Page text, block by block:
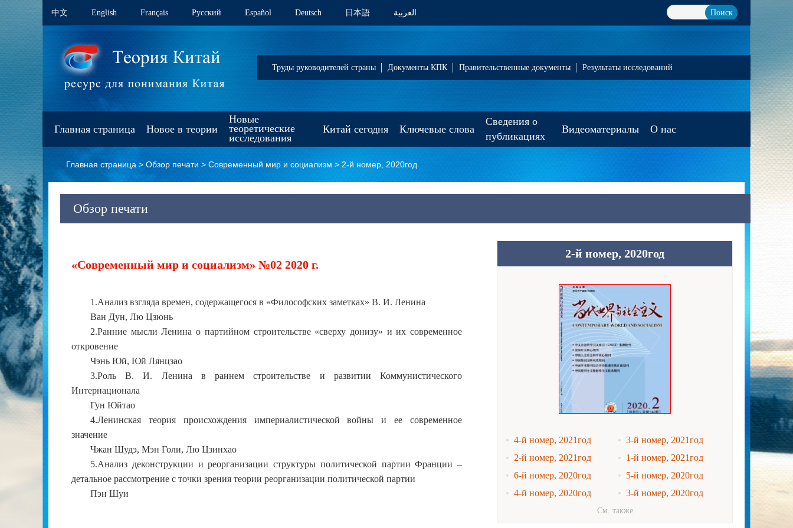
中文 English Français Pусский Español Deutsch 日本語 العربية Поиск
Труды руководителей страны Документы КПК Правительственные документы Результаты исследований
Главная страница Новое в теории
Новые
теоретические
исследования
Китай сегодня Ключевые слова
Сведения о
публикациях
Видеоматериалы О нас
Главная страница > Обзор печати > Современный мир и социализм > 2-й номер, 2020год
Обзор печати
«Современный мир и социализм» №02 2020 г.
1.Анализ взгляда времен, содержащегося в «Философских заметках» В. И. Ленина
Ван Дун, Лю Цзюнь
2.Ранние мысли Ленина о партийном строительстве «сверху донизу» и их современное
откровение
Чэнь Юй, Юй Лянцзао
3.Роль В. И. Ленина в раннем строительстве и развитии Коммунистического
Интернационала
Гун Юйтао
4.Ленинская теория происхождения империалистической войны и ее современное
значение
Чжан Шудэ, Мэн Голи, Лю Цзинхао
5.Анализ деконструкции и реорганизации структуры политической партии Франции –
детальное рассмотрение с точки зрения теории реорганизации политической партии
Пэн Шуи
2-й номер, 2020год
4-й номер, 2021год
3-й номер, 2021год
2-й номер, 2021год
1-й номер, 2021год
6-й номер, 2020год
5-й номер, 2020год
4-й номер, 2020год
3-й номер, 2020год
1-й номер, 2020год
См. также